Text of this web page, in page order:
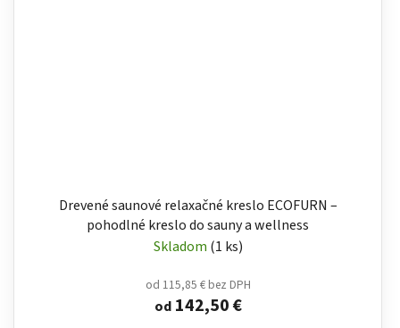
Drevené saunové relaxačné kreslo ECOFURN –
pohodlné kreslo do sauny a wellness
Skladom (1 ks)
od 115,85 € bez DPH
od142,50 €